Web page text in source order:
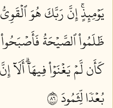
يَوۡمِئِذٍۚ إِنَّ رَبَّكَ هُوَ ٱلۡقَوِيُّ
ظَلَمُواْ ٱلصَّيۡحَةُ
كَأَن لَّمۡ يَغۡنَوۡاْ فِيهَآۗ أَلَآ
بُعۡدٗا لِّثَمُودَ ٦٨